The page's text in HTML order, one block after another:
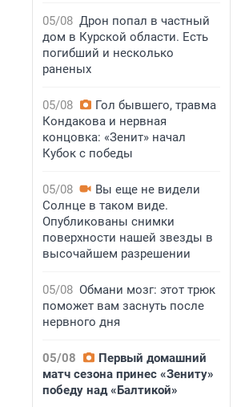
05/08 Дрон попал в частный
дом в Курской области. Есть
погибший и несколько
раненых
05/08
Гол бывшего, травма
Кондакова и нервная
концовка: «Зенит» начал
Кубок с победы
05/08
Вы еще не видели
Солнце в таком виде.
Опубликованы снимки
поверхности нашей звезды в
высочайшем разрешении
05/08 Обмани мозг: этот трюк
поможет вам заснуть после
нервного дня
05/08
Первый домашний
матч сезона принес «Зениту»
победу над «Балтикой»